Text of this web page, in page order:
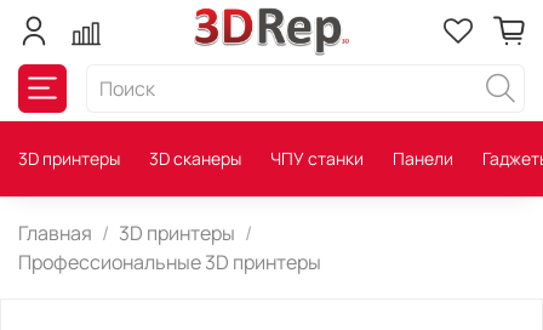
3D принтеры 3D сканеры ЧПУ станки Панели
Главная
3D принтеры
Профессиональные 3D принтеры